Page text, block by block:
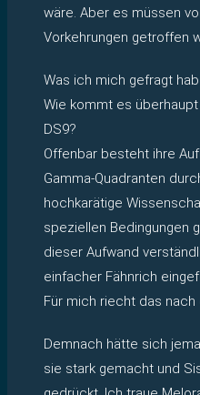
wäre. Aber es müssen
Vorkehrungen getroffen
Was ich mich gefragt
Wie kommt es
DS9?
Offenbar besteht ihre
Gamma-Quadranten
hochkarätige
speziellen Bedingungen
dieser Aufwand
einfacher Fähnrich
Für mich riecht das nach
Demnach hätte sich
sie stark gemacht und